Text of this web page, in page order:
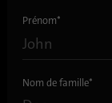
Prénom*
Nom de famille*